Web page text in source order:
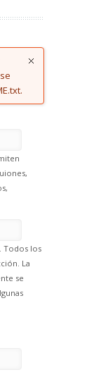
Todos los
La
se